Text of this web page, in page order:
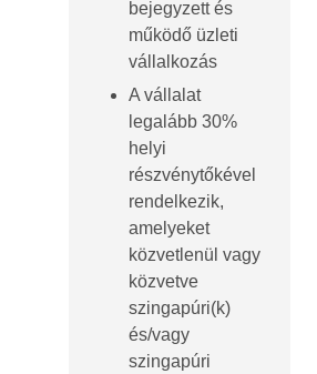
bejegyzett és
működő üzleti
vállalkozás
A vállalat
legalább 30%
helyi
részvénytőkével
rendelkezik,
amelyeket
közvetlenül vagy
közvetve
szingapúri(k)
és/vagy
szingapúri